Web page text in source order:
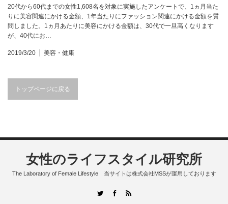
20代から60代までの女性1,608名を対象に実施したアンケートで、1ヵ月当た
りに美容関連にかける金額、1年当たりにファッション関連にかける金額を質
問しました。1ヵ月あたりに美容にかける金額は、30代で一旦高くなります
が、40代にお…
2019/3/20 美容・健康
トップページに戻る
女性のライフスタイル研究所
The Laboratory of Female Lifestyle 当サイトは株式会社MSSが運用しております
Twitter Facebook